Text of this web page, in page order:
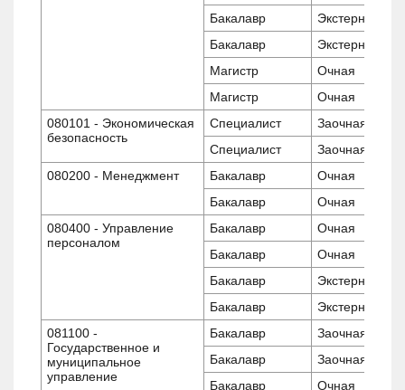
Бакалавр
Экстернат
Бакалавр
Экстернат
Магистр
Очная
Магистр
Очная
080101 - Экономическая
безопасность
Специалист
Заочная
Специалист
Заочная
080200 - Менеджмент
Бакалавр
Очная
Бакалавр
Очная
080400 - Управление
персоналом
Бакалавр
Очная
Бакалавр
Очная
Бакалавр
Экстернат
Бакалавр
Экстернат
081100 -
Государственное и
муниципальное
управление
Бакалавр
Заочная
Бакалавр
Заочная
Бакалавр
Очная